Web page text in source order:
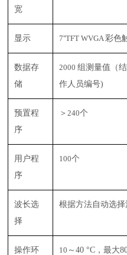
宽
显示 7''TFT WVGA彩色
数据存
储
2000组测量值（
作人员编号)
预置程
序
＞240个
用户程
序
100个
波长选
择
根据方法自动选择
操作环
10 ～40 °C ，最大